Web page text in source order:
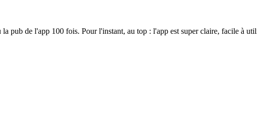
pub de l'app 100 fois. Pour l'instant, au top : l'app est super claire, facile à